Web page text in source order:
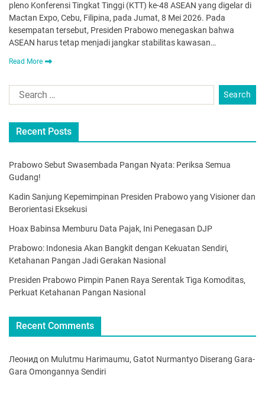
pleno Konferensi Tingkat Tinggi (KTT) ke-48 ASEAN yang digelar di
Mactan Expo, Cebu, Filipina, pada Jumat, 8 Mei 2026. Pada
kesempatan tersebut, Presiden Prabowo menegaskan bahwa
ASEAN harus tetap menjadi jangkar stabilitas kawasan…
Read More
Recent Posts
Prabowo Sebut Swasembada Pangan Nyata: Periksa Semua
Gudang!
Kadin Sanjung Kepemimpinan Presiden Prabowo yang Visioner dan
Berorientasi Eksekusi
Hoax Babinsa Memburu Data Pajak, Ini Penegasan DJP
Prabowo: Indonesia Akan Bangkit dengan Kekuatan Sendiri,
Ketahanan Pangan Jadi Gerakan Nasional
Presiden Prabowo Pimpin Panen Raya Serentak Tiga Komoditas,
Perkuat Ketahanan Pangan Nasional
Recent Comments
Леонидon Mulutmu Harimaumu, Gatot Nurmantyo Diserang Gara-
Gara Omongannya Sendiri